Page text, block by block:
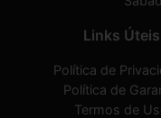
Links Úteis
Política de
Política de
Termos de